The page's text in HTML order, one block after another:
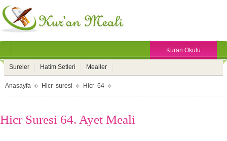
Kuran Okulu
Sureler Hatim Setleri Mealler
Anasayfa Hicr suresi Hicr 64
Hicr Suresi 64. Ayet Meali